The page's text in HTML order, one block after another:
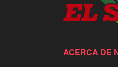
ACERCA DE